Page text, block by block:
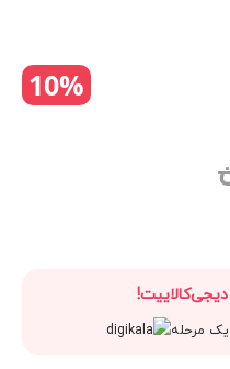
10%
تومان.
مرحله